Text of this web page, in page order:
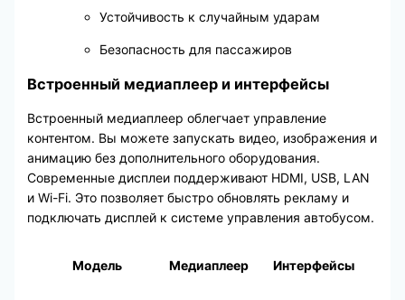
Устойчивость к случайным ударам
Безопасность для пассажиров
Встроенный медиаплеер и интерфейсы
Встроенный медиаплеер облегчает управление
контентом. Вы можете запускать видео, изображения и
анимацию без дополнительного оборудования.
Современные дисплеи поддерживают HDMI, USB, LAN
и Wi-Fi. Это позволяет быстро обновлять рекламу и
подключать дисплей к системе управления автобусом.
Модель Медиаплеер Интерфейсы